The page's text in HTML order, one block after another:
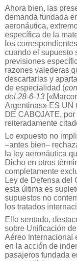
Ahora bien, las
demanda fundada
aeronáutica,
específica de la
los
cuando el supuesto
previsiones
razones valederas
descartarlas y
de especialidad (
del 28-6-13
Argentinas» ES UN
DE CABOJATE,
reiteradamente
Lo expuesto no
–antes bien–
la ley aeronáutica
Dicho en otros
completamente
Ley de Defensa del
esta última es
supuestos no
los tratados
Ello sentado,
sobre Unificación
Aéreo Internacional
en la acción de
pasajeros fundada